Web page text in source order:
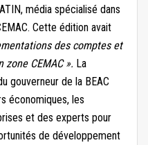
média spécialisé dans
Cette édition avait
des comptes et
CEMAC ». La
gouverneur de la BEAC
économiques, les
et des experts pour
de développement